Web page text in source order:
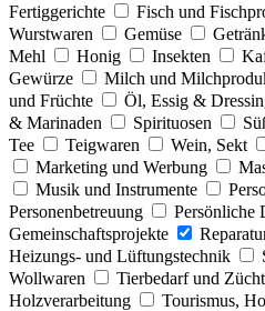
Fertiggerichte
Fisch und
Wurstwaren
Gemüse
Mehl
Honig Insekten
Gewürze
Milch und
und Früchte
Öl, Essig &
& Marinaden
Spirituosen
Tee
Teigwaren Wein, Sekt
Marketing und Werbung
Musik und Instrumente
Personenbetreuung
Persönliche
Gemeinschaftsprojekte
Heizungs- und Lüftungstechnik
Wollwaren
Tierbedarf und
Holzverarbeitung
Tourismus,